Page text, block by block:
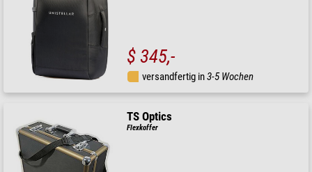
$ 345,-
versandfertig in3-5 Wochen
TS Optics
Flexkoffer